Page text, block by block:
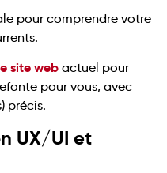
pour comprendre votre
site web actuel pour
pour vous, avec
précis.
UX/UI et